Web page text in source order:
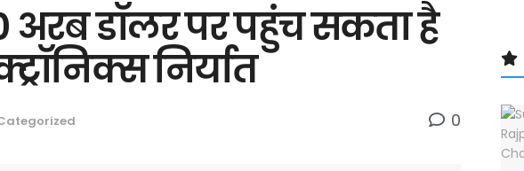
अरब डॉलर पर पहुंच सकता है
निर्यात
0